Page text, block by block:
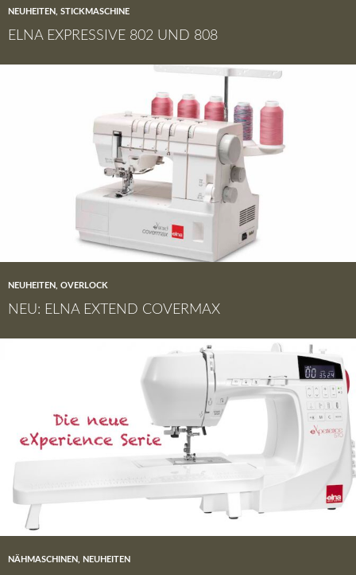
NEUHEITEN STICKMASCHINE
ELNA EXPRESSIVE 802 UND 808
NEUHEITEN OVERLOCK
NEU: ELNA EXTEND COVERMAX
NÄHMASCHINEN NEUHEITEN